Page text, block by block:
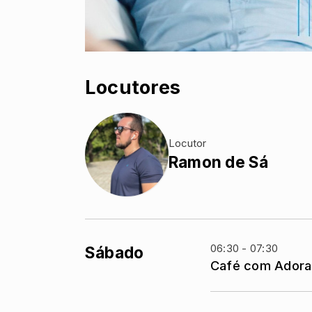
Locutores
Locutor
Ramon de Sá
Sábado 06:30 - 07:30
Café com